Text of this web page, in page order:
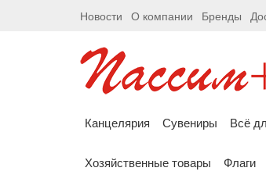
Новости О компании Бренды
Канцелярия Сувениры Всё
Хозяйственные товары Флаги